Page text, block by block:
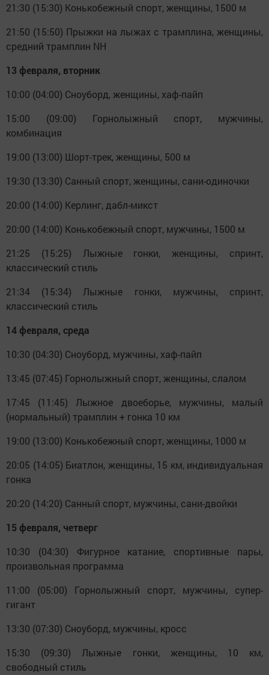
21:30 (15:30) Конькобежный спорт, женщины, 1500 м
21:50 (15:50) Прыжки на лыжах с трамплина, женщины,
средний трамплин NH
13 февраля, вторник
10:00 (04:00) Сноуборд, женщины, хаф-пайп
15:00 (09:00) Горнолыжный спорт, мужчины,
комбинация
19:00 (13:00) Шорт-трек, женщины, 500 м
19:30 (13:30) Санный спорт, женщины, сани-одиночки
20:00 (14:00) Керлинг, дабл-микст
20:00 (14:00) Конькобежный спорт, мужчины, 1500 м
21:25 (15:25) Лыжные гонки, женщины, спринт,
классический стиль
21:34 (15:34) Лыжные гонки, мужчины, спринт,
классический стиль
14 февраля, среда
10:30 (04:30) Сноуборд, мужчины, хаф-пайп
13:45 (07:45) Горнолыжный спорт, женщины, слалом
17:45 (11:45) Лыжное двоеборье, мужчины, малый
(нормальный) трамплин + гонка 10 км
19:00 (13:00) Конькобежный спорт, женщины, 1000 м
20:05 (14:05) Биатлон, женщины, 15 км, индивидуальная
гонка
20:20 (14:20) Санный спорт, мужчины, сани-двойки
15 февраля, четверг
10:30 (04:30) Фигурное катание, спортивные пары,
произвольная программа
11:00 (05:00) Горнолыжный спорт, мужчины, супер-
гигант
13:30 (07:30) Сноуборд, мужчины, кросс
15:30 (09:30) Лыжные гонки, женщины, 10 км,
свободный стиль